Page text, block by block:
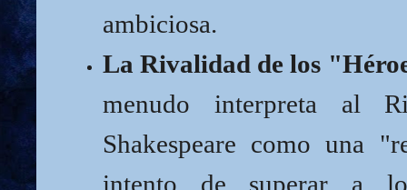
ambiciosa.
La Rivalidad de los
menudo interpreta al
Shakespeare como una
intento de superar a